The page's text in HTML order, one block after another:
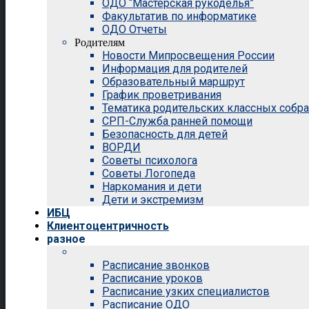
ОДО “Мастерская рукоделья”
Факультатив по информатике
ОДО Отчеты
Родителям
Новости Мипросвещения России
Информация для родителей
Образовательный маршрут
График проветривания
Тематика родительских классных
СРП-Служба ранней помощи
Безопасность для детей
ВОРДИ
Советы психолога
Советы Логопеда
Наркомания и дети
Дети и экстремизм
ИБЦ
Клиентоцентричность
разное
Расписание звонков
Расписание уроков
Расписание узких специалистов
Расписание ОДО